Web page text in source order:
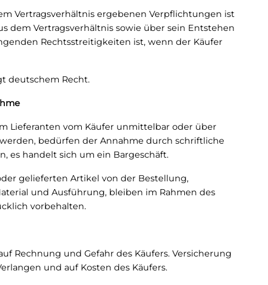
Vertragsverhältnis ergebenen Verpflichtungen ist
dem Vertragsverhältnis sowie über sein Entstehen
Rechtsstreitigkeiten ist, wenn der Käufer
deutschem Recht.
Lieferanten vom Käufer unmittelbar oder über
bedürfen der Annahme durch schriftliche
es handelt sich um ein Bargeschäft.
gelieferten Artikel von der Bestellung,
und Ausführung, bleiben im Rahmen des
vorbehalten.
Rechnung und Gefahr des Käufers. Versicherung
und auf Kosten des Käufers.